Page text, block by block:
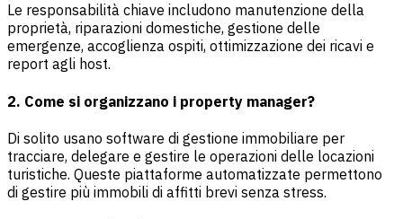
Le responsabilità chiave includono manutenzione della
proprietà, riparazioni domestiche, gestione delle
emergenze, accoglienza ospiti, ottimizzazione dei ricavi e
report agli host.
2. Come si organizzano i property manager?
Di solito usano software di gestione immobiliare per
tracciare, delegare e gestire le operazioni delle locazioni
turistiche. Queste piattaforme automatizzate permettono
di gestire più immobili di affitti brevi senza stress.